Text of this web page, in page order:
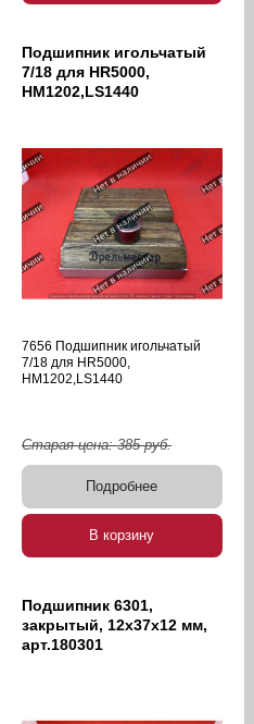
Подшипник игольчатый
7/18 для HR5000,
HM1202,LS1440
7656 Подшипник игольчатый
7/18 для HR5000,
HM1202,LS1440
Старая цена:385руб.
Подробнее
В корзину
Подшипник 6301,
закрытый, 12х37х12 мм,
арт.180301